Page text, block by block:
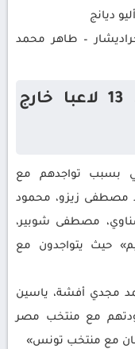
ديانج
– طاهر محمد
غيابات الأهلي أمام إنبي.. 13 لاعبا خارج
إنبي بسبب تواجدهم مع
مصطفى زيزو، محمود
مصطفى شوبير،
حيث يتواجدون مع
مجدي أفشة، ياسين
مع منتخب مصر
مع منتخب تونس»